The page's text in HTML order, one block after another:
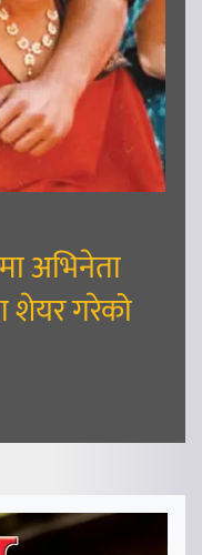
अभिनेता
गरेको